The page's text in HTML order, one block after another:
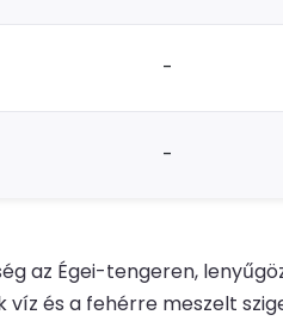
-
-
az Égei-tengeren,
és a fehérre meszelt